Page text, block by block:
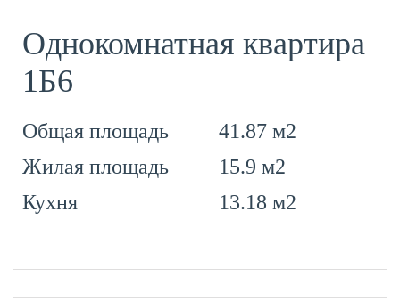
Однокомнатная квартира
1Б6
Общая площадь
41.87 м2
Жилая площадь
15.9 м2
Кухня
13.18 м2